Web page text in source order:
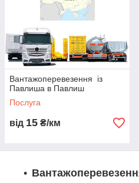
Павлишу. Замовте
я в нашій
Вантажоперевезення із
Павлиша в Павлиш
Послуга
від 15 ₴/км